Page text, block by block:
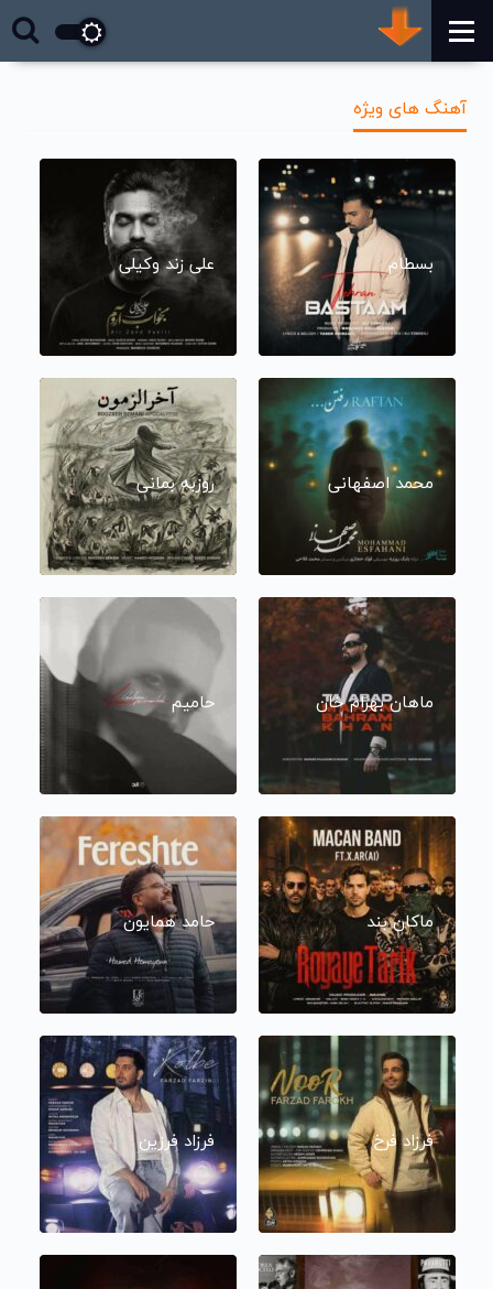
آهنگ های ویژه
بسطام علی زند وکیلی
محمد اصفهانی روزبه بمانی
ماهان بهرام خان حامیم
ماکان بند حامد همایون
فرزاد فرخ فرزاد فرزین